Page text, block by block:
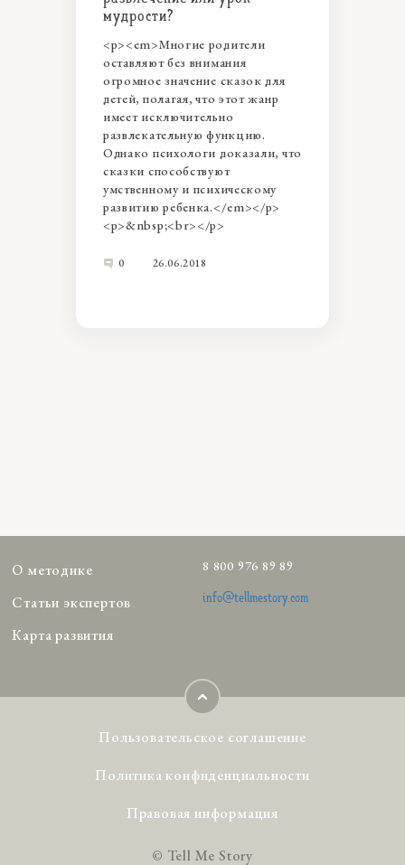
мудрости?
<p><em>Многие родители
оставляют без внимания
огромное значение сказок для
детей, полагая, что этот жанр
имеет исключительно
развлекательную функцию.
Однако психологи доказали, что
сказки способствуют
умственному и психическому
развитию ребенка.</em></p>
<p>&nbsp;<br></p>
0 26.06.2018
О методике
Статьи экспертов
Карта развития
8 800 976 89 89
info@tellmestory.com
Пользовательское соглашение
Политика конфиденциальности
Правовая информация
© Tell Me Story